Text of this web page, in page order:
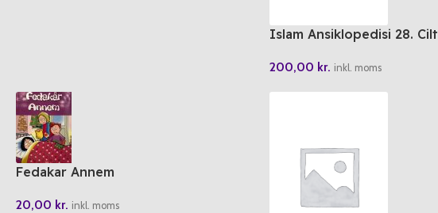
Islam Ansiklopedisi 28. Cilt
200,00 kr. inkl. moms
Fedakar Annem
20,00 kr. inkl. moms